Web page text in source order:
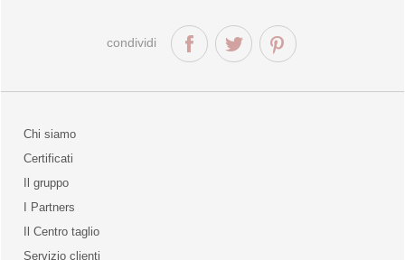
condividi
Chi siamo
qualità
Certificati
Il gruppo
I Partners
Il Centro taglio
Servizio clienti